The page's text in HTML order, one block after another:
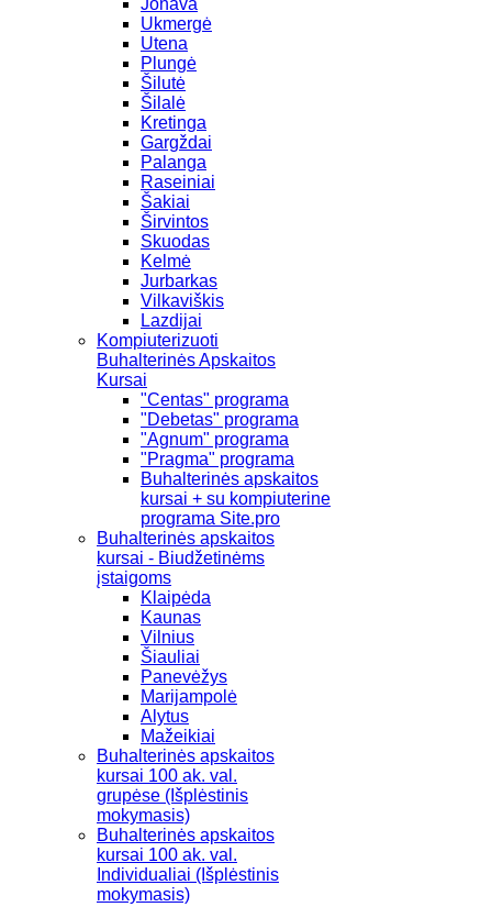
Ukmergė
Utena
Plungė
Šilutė
Šilalė
Kretinga
Gargždai
Palanga
Raseiniai
Šakiai
Širvintos
Skuodas
Kelmė
Jurbarkas
Vilkaviškis
Lazdijai
Kompiuterizuoti
Buhalterinės Apskaitos
Kursai
"Centas" programa
"Debetas" programa
"Agnum" programa
"Pragma" programa
Buhalterinės apskaitos
kursai + su kompiuterine
programa Site.pro
Buhalterinės apskaitos
kursai - Biudžetinėms
įstaigoms
Klaipėda
Kaunas
Vilnius
Šiauliai
Panevėžys
Marijampolė
Alytus
Mažeikiai
Buhalterinės apskaitos
kursai 100 ak. val.
grupėse (Išplėstinis
mokymasis)
Buhalterinės apskaitos
kursai 100 ak. val.
Individualiai (Išplėstinis
mokymasis)